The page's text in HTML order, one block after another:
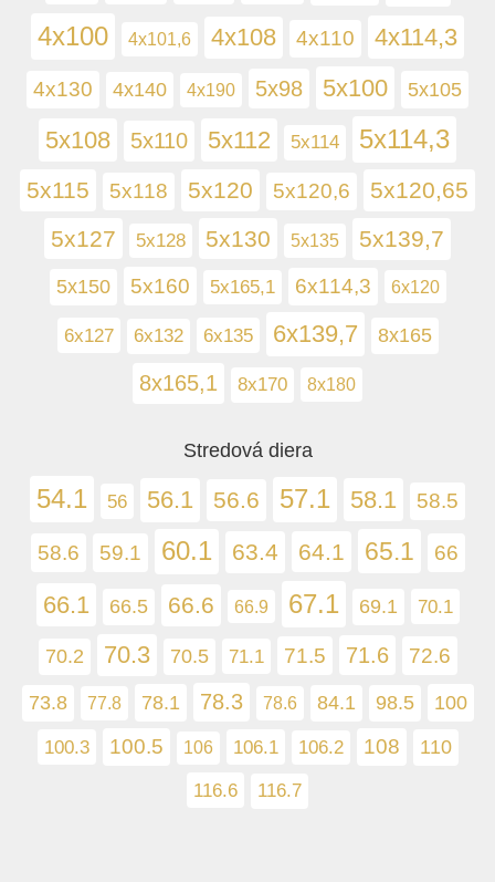
4x100 4x101,6 4x108 4x110 4x114,3
4x130 4x140 4x190 5x98 5x100 5x105
5x108 5x110 5x112 5x114 5x114,3
5x115 5x118 5x120 5x120,6
5x120,65
5x127
5x128 5x130 5x135 5x139,7
5x150 5x160 5x165,1 6x114,3 6x120
6x127 6x132 6x135 6x139,7 8x165
8x165,1 8x170 8x180
Stredová diera
54.1 56 56.1 56.6 57.1 58.1 58.5
58.6 59.1 60.1 63.4 64.1 65.1 66
66.1 66.5 66.6 66.9 67.1 69.1 70.1
70.2 70.3 70.5 71.1 71.5 71.6 72.6
73.8 77.8 78.1 78.3 78.6 84.1 98.5 100
100.3 100.5 106 106.1 106.2 108
110
116.6
116.7